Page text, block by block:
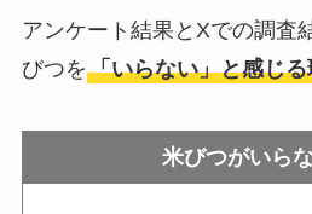
お
アンケート結果とXでの調査
びつを「いらない」と感じる
米びつがいら